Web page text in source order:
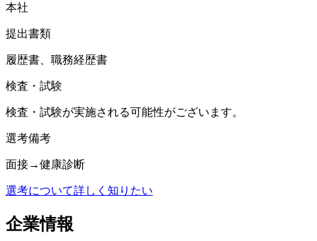
本社
提出書類
履歴書、職務経歴書
検査・試験
検査・試験が実施される可能性がございます。
選考備考
面接→健康診断
選考について詳しく知りたい
企業情報